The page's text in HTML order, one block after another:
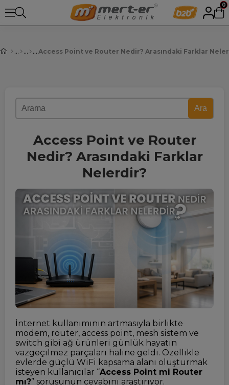
0
Access Point ve Router Nedir? Arasındaki Farklar
Ara
Access Point ve Router
Nedir? Arasındaki Farklar
Nelerdir?
İnternet kullanımının artmasıyla birlikte
modem, router, access point, mesh sistem ve
switch gibi ağ ürünleri günlük hayatın
vazgeçilmez parçaları haline geldi. Özellikle
evlerde güçlü WiFi kapsama alanı oluşturmak
isteyen kullanıcılar “Access Point mi Router
mı?” sorusunun cevabını araştırıyor.